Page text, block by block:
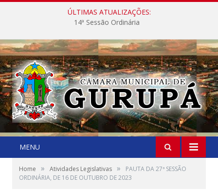
ÚLTIMAS ATUALIZAÇÕES:
14ª Sessão Ordinária
MENU
Home » Atividades Legislativas »
PAUTA DA 27ª SESSÃO
ORDINÁRIA, DE 16 DE OUTUBRO DE 2023